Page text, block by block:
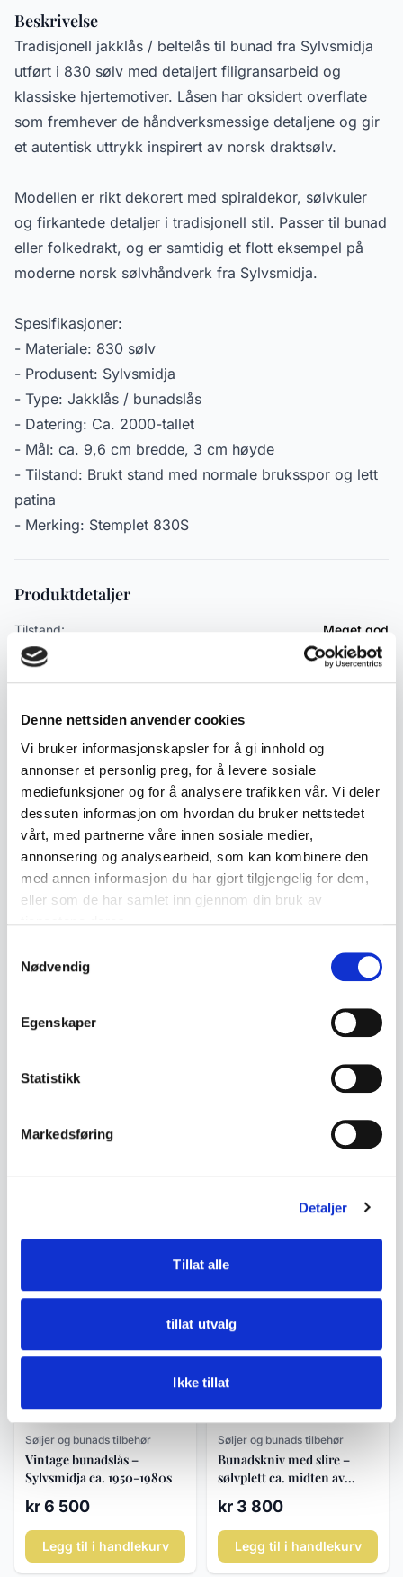
Denne nettsiden anvender cookies
Vi bruker informasjonskapsler for å gi innhold og
annonser et personlig preg, for å levere sosiale
mediefunksjoner og for å analysere trafikken vår. Vi deler
dessuten informasjon om hvordan du bruker nettstedet
vårt, med partnerne våre innen sosiale medier,
annonsering og analysearbeid, som kan kombinere den
med annen informasjon du har gjort tilgjengelig for dem,
eller som de har samlet inn gjennom din bruk av
Nødvendig
Egenskaper
Statistikk
Markedsføring
Detaljer
Tillat alle
tillat utvalg
Ikke tillat
Beskrivelse
Tradisjonell jakklås / beltelås til bunad fra Sylvsmidja
utført i 830 sølv med detaljert filigransarbeid og
klassiske hjertemotiver. Låsen har oksidert overflate
som fremhever de håndverksmessige detaljene og gir
et autentisk uttrykk inspirert av norsk draktsølv.
Modellen er rikt dekorert med spiraldekor, sølvkuler
og firkantede detaljer i tradisjonell stil. Passer til bunad
eller folkedrakt, og er samtidig et flott eksempel på
moderne norsk sølvhåndverk fra Sylvsmidja.
Spesifikasjoner:
- Materiale: 830 sølv
- Produsent: Sylvsmidja
- Type: Jakklås / bunadslås
- Datering: Ca. 2000-tallet
- Mål: ca. 9,6 cm bredde, 3 cm høyde
- Tilstand: Brukt stand med normale bruksspor og lett
patina
- Merking: Stemplet 830S
Produktdetaljer
Tilstand:
Meget god
Varenummer:
2000000005881
Publisert:
12.05.2026
Emneord
Søljer og bunads tilbehør Sylvsmidja
Jakklås
Beltelås
Bunad
Lignende produkter
Søljer og bunads tilbehør
Bunadring i Oksidert Sølv
Søljer og bunads tilbehør
Halssølje i 830S Sølv – Tre
Søljer og bunads tilbehør
Vintage bunadslås –
Sylvsmidja ca. 1950-1980s
kr 6 500
Legg til i handlekurv
Søljer og bunads tilbehør
Bunadskniv med slire –
sølvplett ca. midten av
1900-tallet
kr 3 800
Legg til i handlekurv